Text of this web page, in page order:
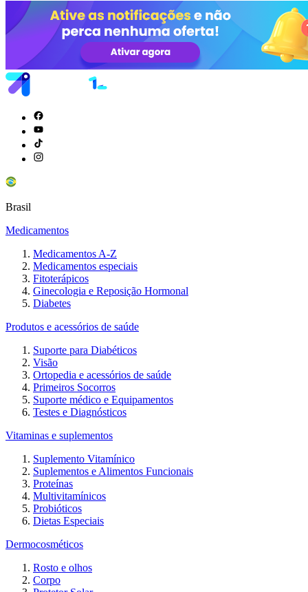
Brasil
Medicamentos
Medicamentos A-Z
Medicamentos especiais
Fitoterápicos
Ginecologia e Reposição Hormonal
Diabetes
Produtos e acessórios de saúde
Suporte para Diabéticos
Visão
Ortopedia e acessórios de saúde
Primeiros Socorros
Suporte médico e Equipamentos
Testes e Diagnósticos
Vitaminas e suplementos
Suplemento Vitamínico
Suplementos e Alimentos Funcionais
Proteínas
Multivitamínicos
Probióticos
Dietas Especiais
Dermocosméticos
Rosto e olhos
Corpo